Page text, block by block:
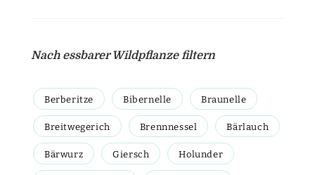
Nach essbarer Wildpflanze filtern
Berberitze Bibernelle Braunelle
Breitwegerich Brennnessel Bärlauch
Bärwurz Giersch Holunder